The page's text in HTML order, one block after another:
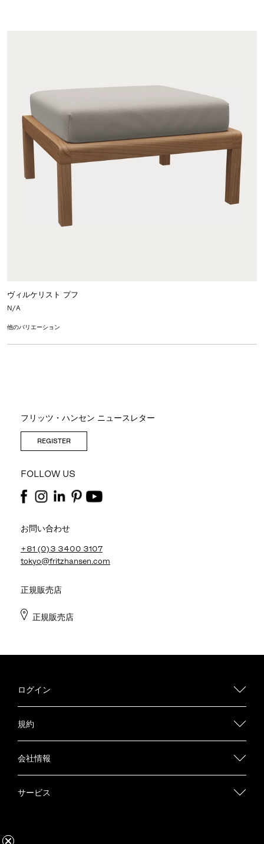
ヴィルケリスト プフ
N/A
他のバリエーション
フリッツ・ハンセン ニュースレター
REGISTER
FOLLOW US
お問い合わせ
+81 (0)3 3400 3107
tokyo@fritzhansen.com
正規販売店
正規販売店
ログイン
規約
会社情報
サービス